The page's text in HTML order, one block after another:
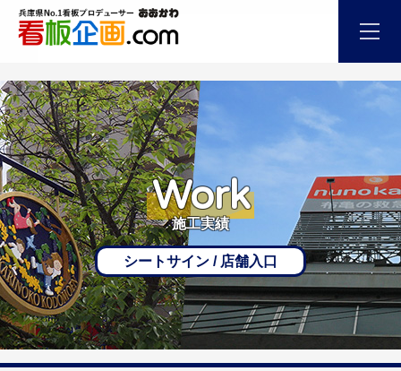
Work
施工実績
シートサイン / 店舗入口